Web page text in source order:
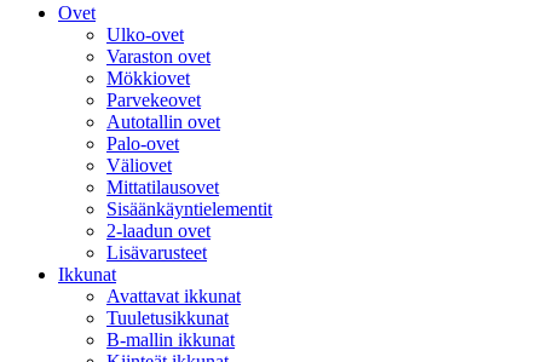
Ovet
Ulko-ovet
Varaston ovet
Mökkiovet
Parvekeovet
Autotallin ovet
Palo-ovet
Väliovet
Mittatilausovet
Sisäänkäyntielementit
2-laadun ovet
Lisävarusteet
Ikkunat
Avattavat ikkunat
Tuuletusikkunat
B-mallin ikkunat